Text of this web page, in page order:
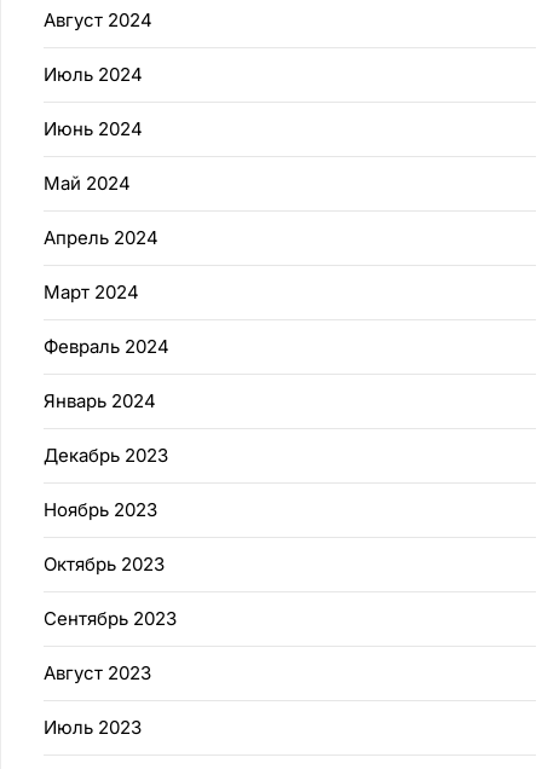
Август 2024
Июль 2024
Июнь 2024
Май 2024
Апрель 2024
Март 2024
Февраль 2024
Январь 2024
Декабрь 2023
Ноябрь 2023
Октябрь 2023
Сентябрь 2023
Август 2023
Июль 2023